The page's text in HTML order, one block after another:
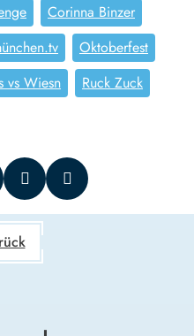
Corinna Binzer
Oktoberfest
vs Wiesn
Ruck Zuck